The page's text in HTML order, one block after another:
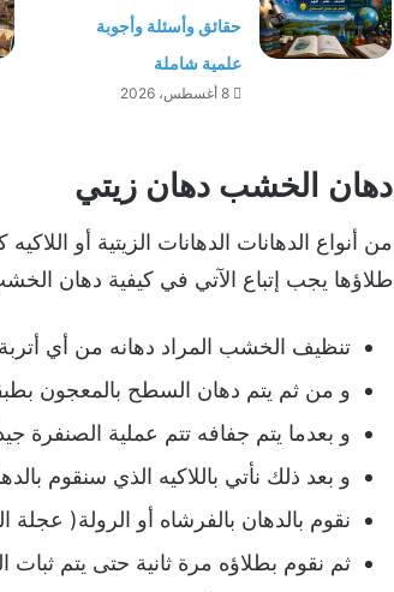
حقائق وأسئلة وأجوبة
علمية شاملة
8 أغسطس، 2026
دهان الخشب دهان زيتي
من أنواع الدهانات الدهانات الزيتية أو
طلاؤها يجب إتباع الآتي في كيفية دهان
تنظيف الخشب المراد دهانه من أي
و من ثم يتم دهان السطح بالمعجون
و بعدما يتم جفافه تتم عملية
و بعد ذلك نأتي باللاكيه الذي سنقوم
نقوم بالدهان بالفرشاه أو الرولة(
ثم نقوم بطلاؤه مرة ثانية حتى يتم ثبات